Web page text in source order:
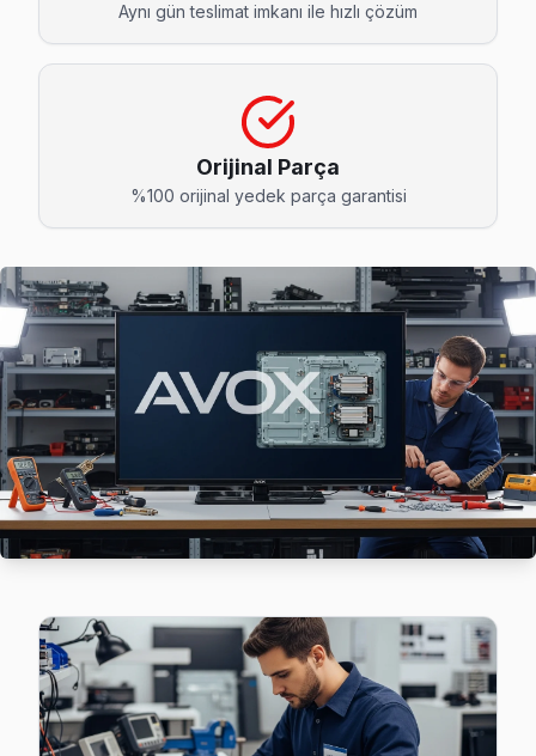
Hürriyet Avox Açılmıyor Arıza →
İsmetpaşa Avox Servis
Avox TV'nizin İsmetpaşa adresine gelen ekibimiz
Avox Servis Merkezi →
Karadeniz Avox Servis
Avox TV'de T-Con kart arızası Karadeniz mahallesinde
Gaziosmanpaşa TV Servis Merkezi →
Karayolları Avox Servis
Gaziosmanpaşa'da Karayolları mahallesi Avox
Karayolları Avox Anakart Tamiri →
Karlıtepe Avox Servis
Karlıtepe'de Avox TV güç kartı kondansatör şişmesi en
Gaziosmanpaşa TV Servis Merkezi →
Kazım Karabekir Avox Servis
Avox Servis Merkezi →
Mevlana Avox Servis
Avox TV Mevlana'de internet bağlantısı sorunuyla
Aynı gün teslimat imkanı ile hızlı çözüm
Orijinal Parça
%100 orijinal yedek parça garantisi